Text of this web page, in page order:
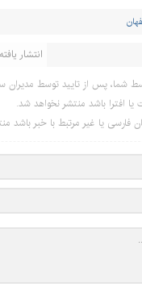
انتشار یافته
شما، پس از تایید توسط مدیران
افترا باشد منتشر نخواهد شد.
فارسی یا غیر مرتبط با خبر باشد